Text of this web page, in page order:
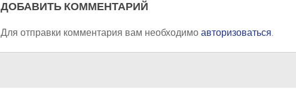
ДОБАВИТЬ КОММЕНТАРИЙ
Для отправки комментария вам необходимо авторизоваться.